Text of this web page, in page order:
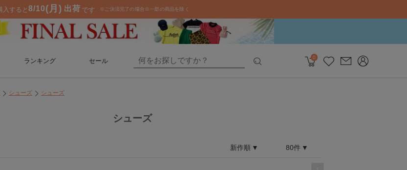
0
ランキング セール
シューズ シューズ
シューズ
新作順 80件